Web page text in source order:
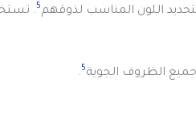
5
.
الظروف الجوية5
.